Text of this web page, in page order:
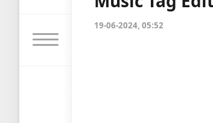
19-06-2024, 05:52